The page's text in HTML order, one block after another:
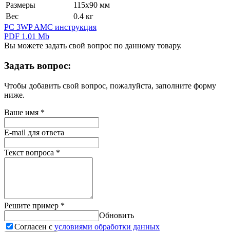
Размеры
115х90 мм
Вес
0.4 кг
PC 3WP AMC инструкция
PDF 1.01 Mb
Вы можете задать свой вопрос по данному товару.
Задать вопрос:
Чтобы добавить свой вопрос, пожалуйста, заполните форму
ниже.
Ваше имя *
E-mail для ответа
Текст вопроса *
Решите пример *
Обновить
Согласен с условиями обработки данных